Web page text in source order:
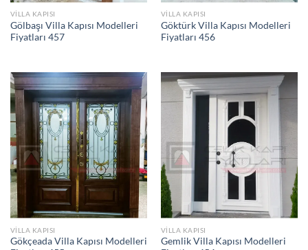
VILLA KAPISI
Gölbaşı Villa Kapısı Modelleri
Fiyatları 457
VILLA KAPISI
Göktürk Villa Kapısı Modelleri
Fiyatları 456
VILLA KAPISI
Gökçeada Villa Kapısı Modelleri
VILLA KAPISI
Gemlik Villa Kapısı Modelleri